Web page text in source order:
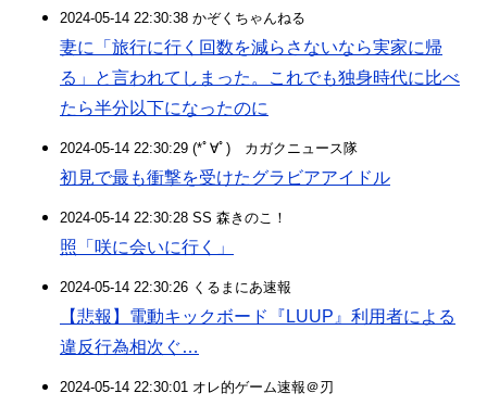
2024-05-14 22:30:38 かぞくちゃんねる
妻に「旅行に行く回数を減らさないなら実家に帰
る」と言われてしまった。これでも独身時代に比べ
たら半分以下になったのに
2024-05-14 22:30:29 (*ﾟ∀ﾟ)ゞカガクニュース隊
初見で最も衝撃を受けたグラビアアイドル
2024-05-14 22:30:28 SS 森きのこ！
照「咲に会いに行く」
2024-05-14 22:30:26 くるまにあ速報
【悲報】電動キックボード『LUUP』利用者による
違反行為相次ぐ…
2024-05-14 22:30:01 オレ的ゲーム速報＠刃